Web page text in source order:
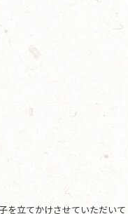
を立てかけさせていただいて